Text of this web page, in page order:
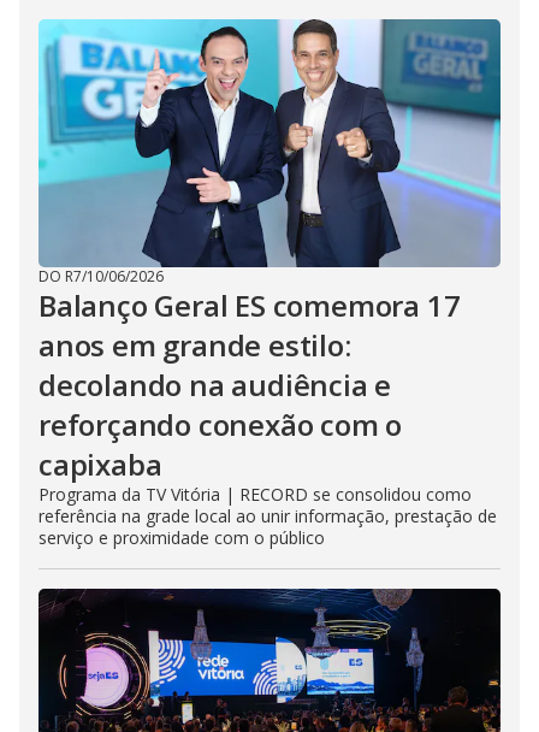
DO R7/10/06/2026
Balanço Geral ES comemora 17
anos em grande estilo:
decolando na audiência e
reforçando conexão com o
capixaba
Programa da TV Vitória | RECORD se consolidou como
referência na grade local ao unir informação, prestação de
serviço e proximidade com o público